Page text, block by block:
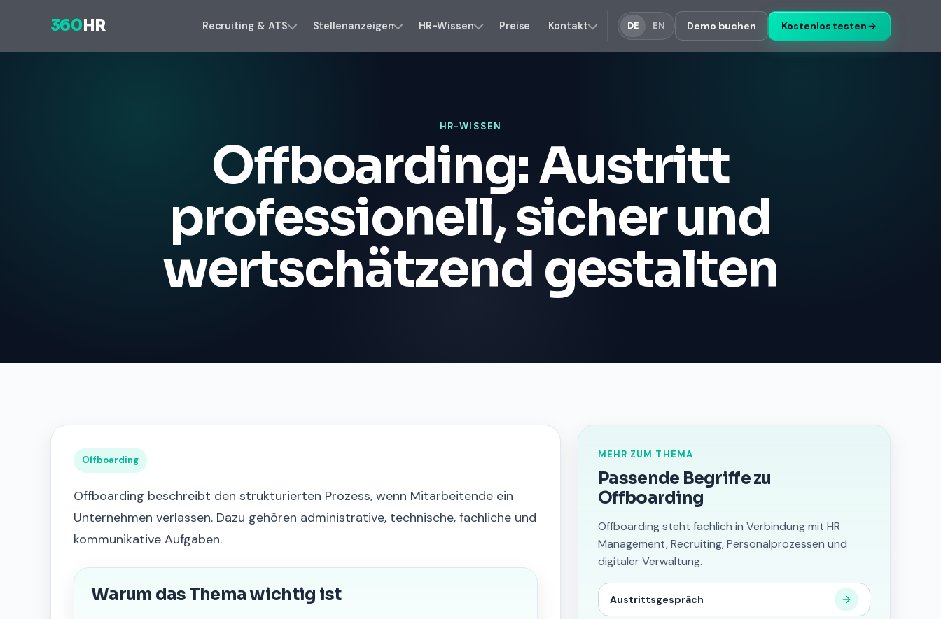
360 HR Recruiting & ATS Stellenanzeigen HR-Wissen Preise Kontakt DE EN Demo buchen Kostenlos testen
HR-WISSEN
Offboarding: Austritt
professionell, sicher und
wertschätzend gestalten
Offboarding
Offboarding beschreibt den strukturierten Prozess, wenn Mitarbeitende ein
Unternehmen verlassen. Dazu gehören administrative, technische, fachliche und
kommunikative Aufgaben.
Warum das Thema wichtig ist
MEHR ZUM THEMA
Passende Begriffe zu
Offboarding
Offboarding steht fachlich in Verbindung mit HR
Management, Recruiting, Personalprozessen und
digitaler Verwaltung.
Austrittsgespräch